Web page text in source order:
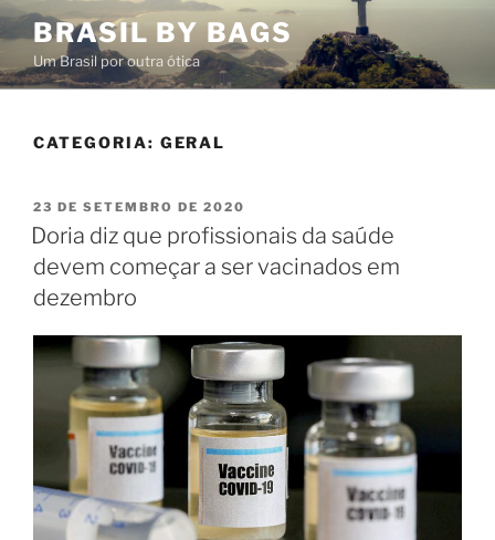
Pular
para
o
conteúdo
BRASIL BY BAGS
Um Brasil por outra ótica
CATEGORIA: GERAL
PUBLICADO
EM
23 DE SETEMBRO DE 2020
Doria diz que profissionais da saúde
devem começar a ser vacinados em
dezembro